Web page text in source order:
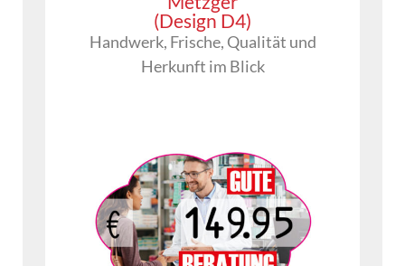
(Design D4)
Handwerk, Frische, Qualität und
Herkunft im Blick